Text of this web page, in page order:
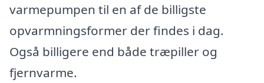
varmepumpen til en af de billigste
opvarmningsformer der findes i dag.
Også billigere end både træpiller og
fjernvarme.